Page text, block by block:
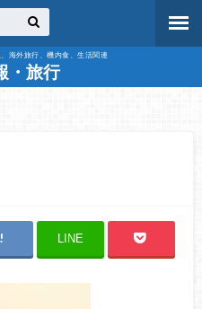
海外旅行、機内食、生活関連
・旅行
LINE